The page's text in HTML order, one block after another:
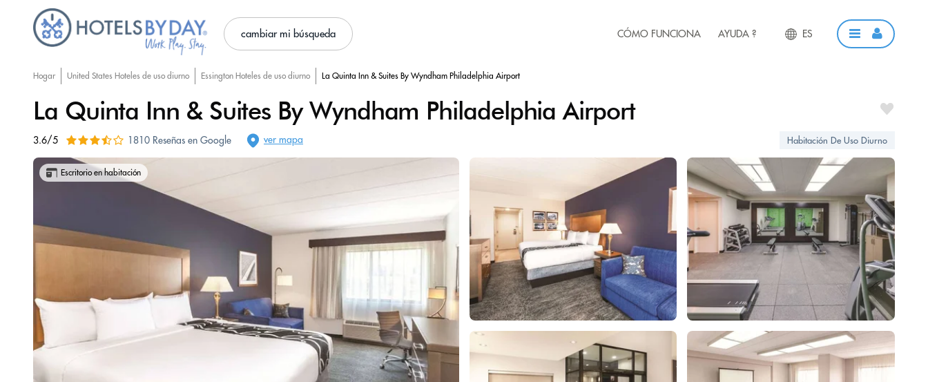
cambiar mi búsqueda CÓMO FUNCIONA AYUDA ? ES
Hogar United States Hoteles de uso diurno Essington Hoteles de uso diurno La Quinta Inn & Suites By Wyndham Philadelphia Airport
La Quinta Inn & Suites By Wyndham Philadelphia Airport
3.6/5 1810 Reseñas en Google ver mapa Habitación De Uso Diurno
Escritorio en habitación